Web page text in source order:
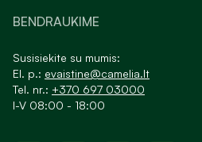
BENDRAUKIME
Susisiekite su mumis:
El. p.: evaistine@camelia.lt
Tel. nr.: +370 697 03000
I-V 08:00 - 18:00